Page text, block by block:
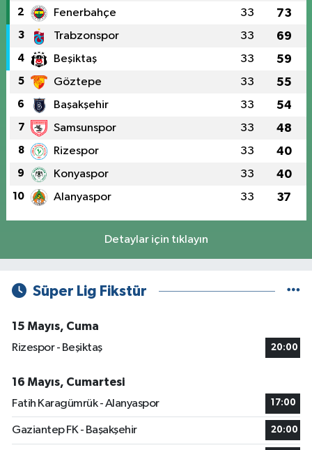
2 Fenerbahçe 33 73
3 Trabzonspor 33 69
4 Beşiktaş 33 59
5 Göztepe 33 55
6 Başakşehir 33 54
7 Samsunspor 33 48
8 Rizespor 33 40
9 Konyaspor 33 40
10 Alanyaspor 33 37
Detaylar için tıklayın
Süper Lig Fikstür
15 Mayıs, Cuma
Rizespor - Beşiktaş
20:00
16 Mayıs, Cumartesi
Fatih Karagümrük - Alanyaspor
17:00
Gaziantep FK - Başakşehir 20:00